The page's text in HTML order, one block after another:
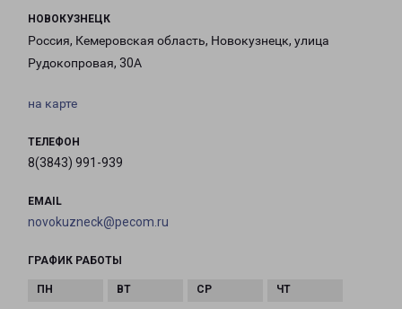
НОВОКУЗНЕЦК
Россия, Кемеровская область, Новокузнецк, улица
Рудокопровая, 30А
на карте
ТЕЛЕФОН
8(3843) 991-939
EMAIL
novokuzneck@pecom.ru
ГРАФИК РАБОТЫ